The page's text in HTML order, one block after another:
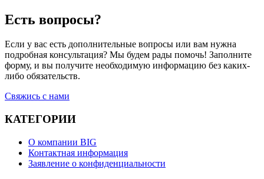
Есть вопросы?
Если у вас есть дополнительные вопросы или вам нужна
подробная консультация? Мы будем рады помочь! Заполните
форму, и вы получите необходимую информацию без каких-
либо обязательств.
Свяжись с нами
КАТЕГОРИИ
О компании BIG
Контактная информация
Заявление о конфиденциальности